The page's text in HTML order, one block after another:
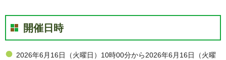
開催日時
2026年6月16日（火曜日）10時00分から2026年6月16日（火曜